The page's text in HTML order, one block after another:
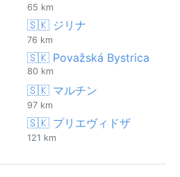
65 km
🇸🇰 ジリナ
76 km
🇸🇰 Považská Bystrica
80 km
🇸🇰 マルチン
97 km
🇸🇰 プリエヴィドザ
121 km